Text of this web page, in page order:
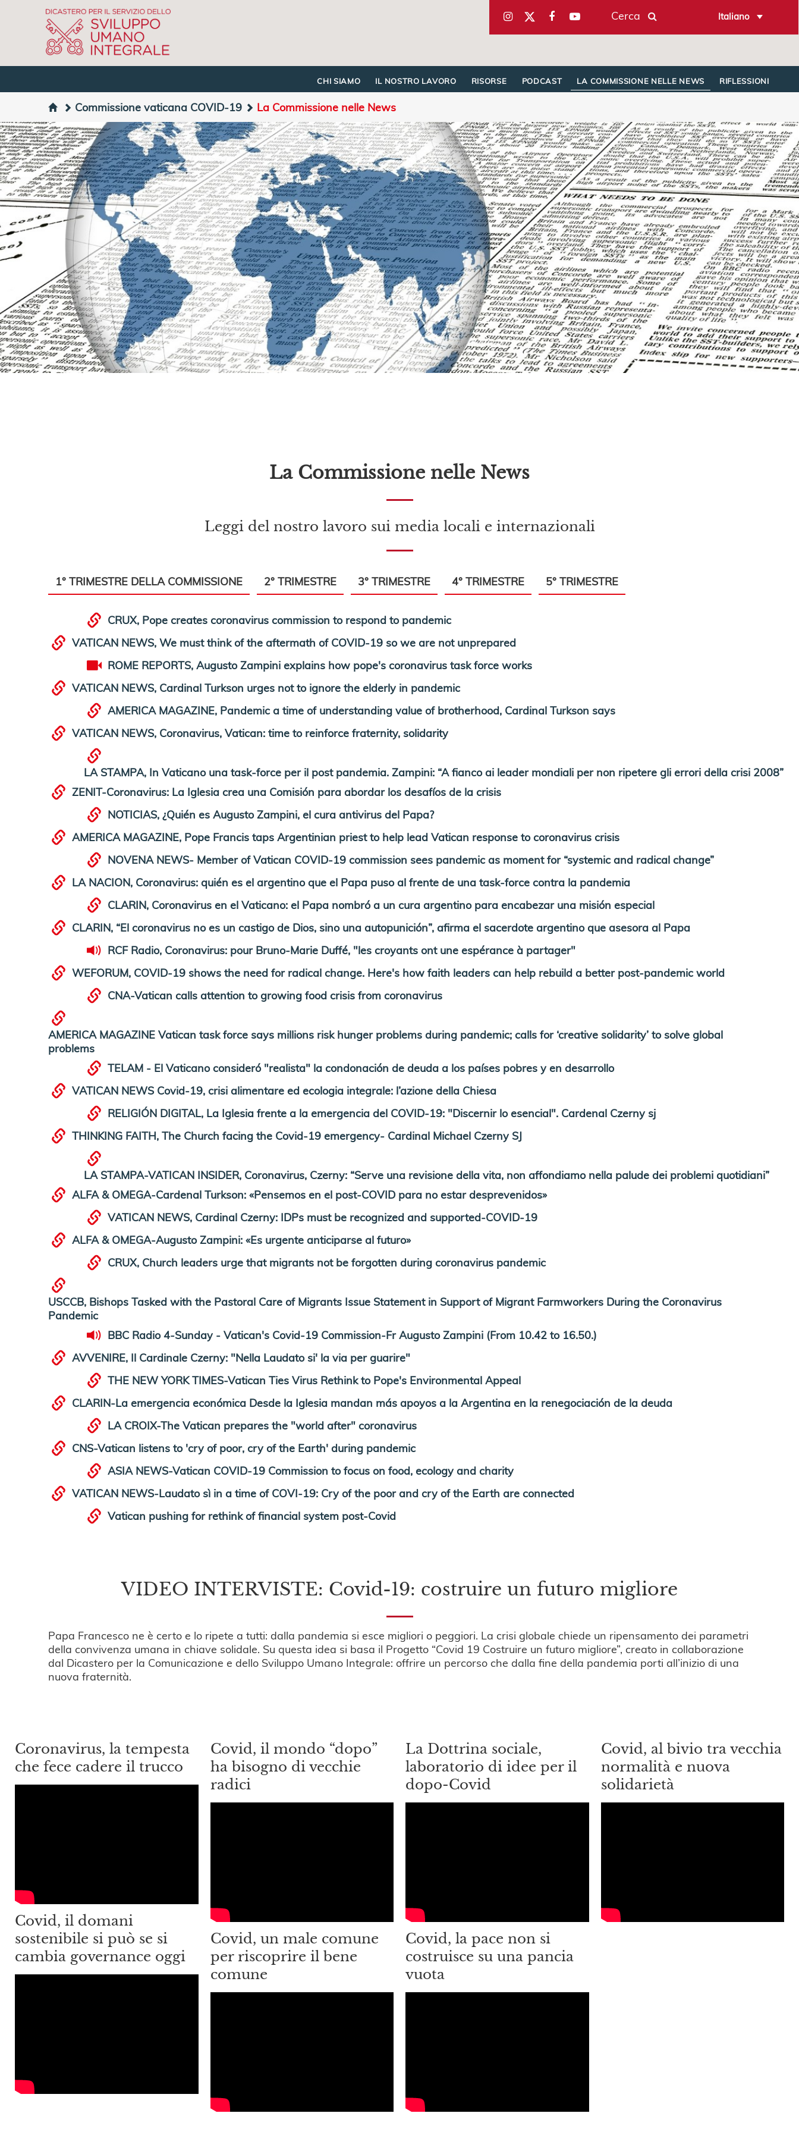
Cerca Italiano
CHI SIAMO IL NOSTRO LAVORO RISORSE PODCAST LA COMMISSIONE NELLE NEWS RIFLESSIONI
Commissione vaticana COVID-19 La Commissione nelle News
La Commissione nelle News
Leggi del nostro lavoro sui media locali e internazionali
1° TRIMESTRE DELLA COMMISSIONE 2° TRIMESTRE 3° TRIMESTRE 4° TRIMESTRE 5° TRIMESTRE
CRUX, Pope creates coronavirus commission to respond to pandemic
VATICAN NEWS, We must think of the aftermath of COVID-19 so we are not unprepared
ROME REPORTS, Augusto Zampini explains how pope's coronavirus task force works
VATICAN NEWS, Cardinal Turkson urges not to ignore the elderly in pandemic
AMERICA MAGAZINE, Pandemic a time of understanding value of brotherhood, Cardinal Turkson says
VATICAN NEWS, Coronavirus, Vatican: time to reinforce fraternity, solidarity
LA STAMPA, In Vaticano una task-force per il post pandemia. Zampini: “A fianco ai leader mondiali per non ripetere gli errori della crisi 2008”
ZENIT-Coronavirus: La Iglesia crea una Comisión para abordar los desafíos de la crisis
NOTICIAS, ¿Quién es Augusto Zampini, el cura antivirus del Papa?
AMERICA MAGAZINE, Pope Francis taps Argentinian priest to help lead Vatican response to coronavirus crisis
NOVENA NEWS- Member of Vatican COVID-19 commission sees pandemic as moment for “systemic and radical change”
LA NACION, Coronavirus: quién es el argentino que el Papa puso al frente de una task-force contra la pandemia
CLARIN, Coronavirus en el Vaticano: el Papa nombró a un cura argentino para encabezar una misión especial
CLARIN, “El coronavirus no es un castigo de Dios, sino una autopunición”, afirma el sacerdote argentino que asesora al Papa
RCF Radio, Coronavirus: pour Bruno-Marie Duffé, "les croyants ont une espérance à partager"
WEFORUM, COVID-19 shows the need for radical change. Here's how faith leaders can help rebuild a better post-pandemic world
CNA-Vatican calls attention to growing food crisis from coronavirus
AMERICA MAGAZINE Vatican task force says millions risk hunger problems during pandemic; calls for ‘creative solidarity’ to solve global
problems
TELAM - El Vaticano consideró "realista" la condonación de deuda a los países pobres y en desarrollo
VATICAN NEWS Covid-19, crisi alimentare ed ecologia integrale: l’azione della Chiesa
RELIGIÓN DIGITAL, La Iglesia frente a la emergencia del COVID-19: "Discernir lo esencial". Cardenal Czerny sj
THINKING FAITH, The Church facing the Covid-19 emergency- Cardinal Michael Czerny SJ
LA STAMPA-VATICAN INSIDER, Coronavirus, Czerny: “Serve una revisione della vita, non affondiamo nella palude dei problemi quotidiani”
ALFA & OMEGA-Cardenal Turkson: «Pensemos en el post-COVID para no estar desprevenidos»
VATICAN NEWS, Cardinal Czerny: IDPs must be recognized and supported-COVID-19
ALFA & OMEGA-Augusto Zampini: «Es urgente anticiparse al futuro»
CRUX, Church leaders urge that migrants not be forgotten during coronavirus pandemic
USCCB, Bishops Tasked with the Pastoral Care of Migrants Issue Statement in Support of Migrant Farmworkers During the Coronavirus
Pandemic
BBC Radio 4-Sunday - Vatican's Covid-19 Commission-Fr Augusto Zampini (From 10.42 to 16.50.)
AVVENIRE, Il Cardinale Czerny: "Nella Laudato si' la via per guarire"
THE NEW YORK TIMES-Vatican Ties Virus Rethink to Pope's Environmental Appeal
CLARIN-La emergencia económica Desde la Iglesia mandan más apoyos a la Argentina en la renegociación de la deuda
LA CROIX-The Vatican prepares the "world after" coronavirus
CNS-Vatican listens to 'cry of poor, cry of the Earth' during pandemic
ASIA NEWS-Vatican COVID-19 Commission to focus on food, ecology and charity
VATICAN NEWS-Laudato sì in a time of COVI-19: Cry of the poor and cry of the Earth are connected
Vatican pushing for rethink of financial system post-Covid
VIDEO INTERVISTE: Covid-19: costruire un futuro migliore
Papa Francesco ne è certo e lo ripete a tutti: dalla pandemia si esce migliori o peggiori. La crisi globale chiede un ripensamento dei parametri
della convivenza umana in chiave solidale. Su questa idea si basa il Progetto “Covid 19 Costruire un futuro migliore”, creato in collaborazione
dal Dicastero per la Comunicazione e dello Sviluppo Umano Integrale: offrire un percorso che dalla fine della pandemia porti all’inizio di una
nuova fraternità.
Coronavirus, la tempesta
che fece cadere il trucco
Covid, il domani
sostenibile si può se si
cambia governance oggi
Covid, il mondo “dopo”
ha bisogno di vecchie
radici
Covid, un male comune
per riscoprire il bene
comune
La Dottrina sociale,
laboratorio di idee per il
dopo-Covid
Covid, la pace non si
costruisce su una pancia
vuota
Covid, al bivio tra vecchia
normalità e nuova
solidarietà